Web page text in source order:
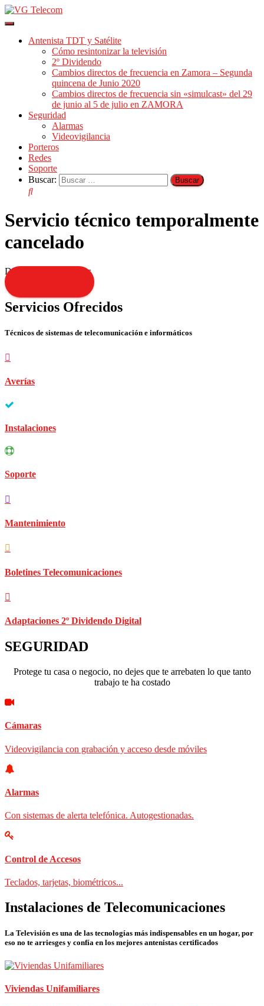
Cambiar
navegación
Antenista TDT y Satélite
Cómo resintonizar la televisión
2º Dividendo
Cambios directos de frecuencia en Zamora – Segunda
quincena de Junio 2020
Cambios directos de frecuencia sin «simulcast» del 29
de junio al 5 de julio en ZAMORA
Seguridad
Alarmas
Videovigilancia
Porteros
Redes
Soporte
Buscar:
Servicio técnico temporalmente
cancelado
Disculpen las molestias
Servicios Ofrecidos
Técnicos de sistemas de telecomunicación e informáticos
Averías
Instalaciones
Soporte
Mantenimiento
Boletines Telecomunicaciones
Adaptaciones 2º Dividendo Digital
SEGURIDAD
Protege tu casa o negocio, no dejes que te arrebaten lo que tanto
trabajo te ha costado
Cámaras
Videovigilancia con grabación y acceso desde móviles
Alarmas
Con sistemas de alerta telefónica. Autogestionadas.
Control de Accesos
Teclados, tarjetas, biométricos...
Instalaciones de Telecomunicaciones
La Televisión es una de las tecnologías más indispensables en un hogar, por
eso no te arriesges y confía en los mejores antenistas certificados
Viviendas Unifamiliares